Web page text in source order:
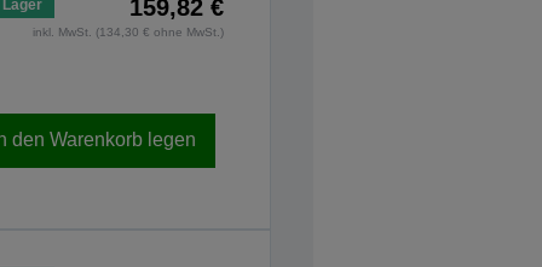
159,82 €
inkl. MwSt. (134,30 € ohne MwSt.)
den Warenkorb legen